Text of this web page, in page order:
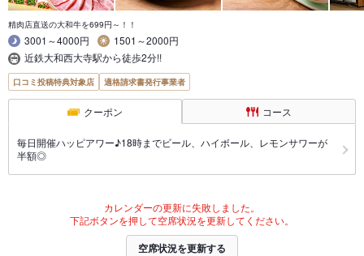
精肉店直送の大和牛を699円～！！
3001～4000円
1501～2000円
近鉄大和西大寺駅から徒歩2分!!
口コミ投稿特典対象店 適格請求書発行事業者
クーポン コース
毎日開催ハッピアワー♪18時までビール、ハイボール、レモンサワーが
半額◎
カレンダーの更新に失敗しました。
下記ボタンを押して空席状況を更新してください。
空席状況を更新する